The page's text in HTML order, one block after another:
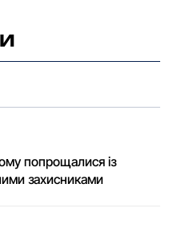
попрощалися із
захисниками